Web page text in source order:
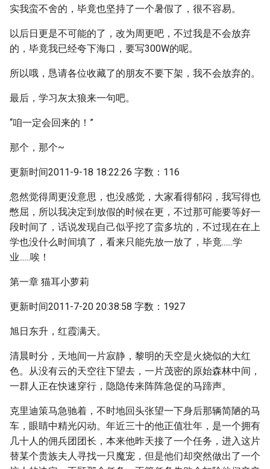
实我蛮不舍的，毕竟也坚持了一个暑假了，很不容易。
以后日更是不可能的了，改为周更吧，不过我是不会放弃
的，毕竟我已经夸下海口，要写300W的呢。
所以哦，恳请各位收藏了的朋友不要下架，我不会放弃的。
最后，学习灰太狼来一句吧。
“咱一定会回来的！”
那个，那个~
更新时间2011-9-18 18:22:26 字数：116
忽然觉得周更没意思，也没感觉，大家看得郁闷，我写得也
憋屈，所以我决定到放假的时候在更，不过那可能要等好一
段时间了，话说发现自己似乎挖了蛮多坑的，不过现在在上
学也没什么时间填了，看来只能先放一放了，毕竟......学
业......唉！
第一章 猫耳小萝莉
更新时间2011-7-20 20:38:58 字数：1927
旭日东升，红霞满天。
清晨时分，天地间一片寂静，黎明的天空是火烧似的大红
色。从没有云的天空往下望去，一片茂密的原始森林中间，
一群人正在快速穿行，隐隐传来阵阵急促的马蹄声。
克里迪策马急驰着，不时地回头张望一下身后那辆简陋的马
车，眼睛中精光闪动。年近三十的他正值壮年，是一个拥有
几十人的佣兵团团长，本来他昨天接了一个任务，进入这片
替某个贵族夫人寻找一只魔宠，但是他们却突然做出了一个